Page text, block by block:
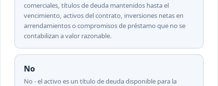
comerciales, títulos de deuda mantenidos hasta el
vencimiento, activos del contrato, inversiones netas en
arrendamientos o compromisos de préstamo que no se
contabilizan a valor razonable.
No
No - el activo es un título de deuda disponible para la